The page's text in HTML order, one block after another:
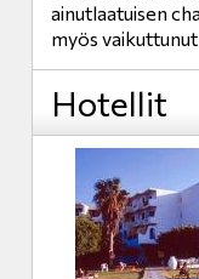
ainutlaatuisen
myös
Hotellit